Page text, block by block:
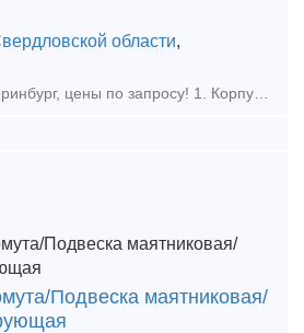
области,
Подвеска маятниковая/